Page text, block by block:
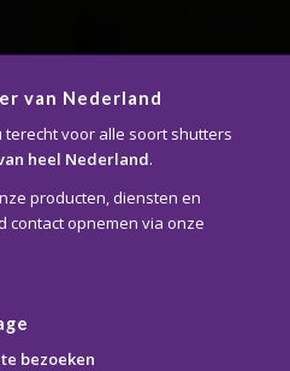
van Nederland
voor alle soort shutters
heel Nederland.
producten, diensten en
contact opnemen via onze
bezoeken